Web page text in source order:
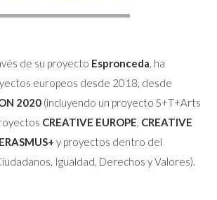
de su proyecto Espronceda, ha
europeos desde 2018, desde
2020 (incluyendo un proyecto S+T+Arts
CREATIVE EUROPE, CREATIVE
y proyectos dentro del
Igualdad, Derechos y Valores).